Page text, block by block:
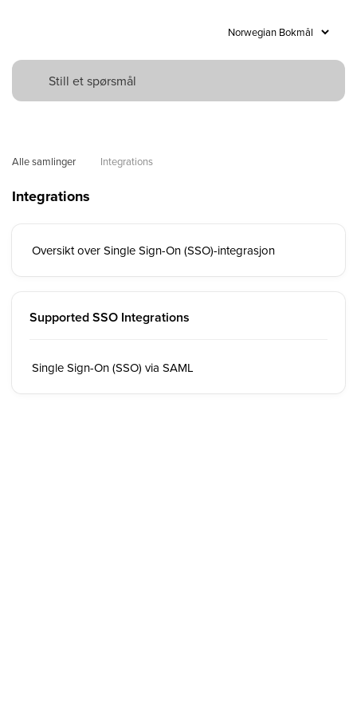
Alle samlinger Integrations
Integrations
Oversikt over Single Sign-On (SSO)-integrasjon
Supported SSO Integrations
Single Sign-On (SSO) via SAML